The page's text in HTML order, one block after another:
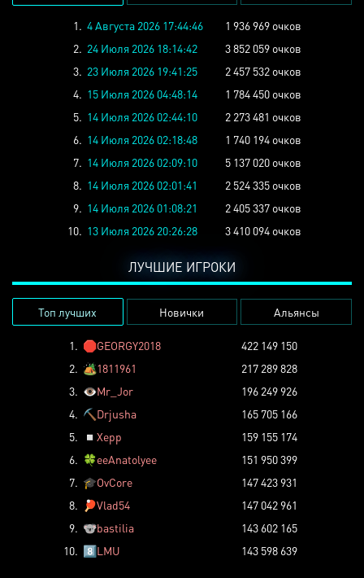
1. 4 Августа 2026 17:44:46
1 936 969 очков
2. 24 Июля 2026 18:14:42
3 852 059 очков
3. 23 Июля 2026 19:41:25
2 457 532 очков
4. 15 Июля 2026 04:48:14
1 784 450 очков
5. 14 Июля 2026 02:44:10
2 273 481 очков
6. 14 Июля 2026 02:18:48
1 740 194 очков
7. 14 Июля 2026 02:09:10
5 137 020 очков
8. 14 Июля 2026 02:01:41
2 524 335 очков
9. 14 Июля 2026 01:08:21
2 405 337 очков
10. 13 Июля 2026 20:26:28 3 410 094 очков
ЛУЧШИЕ ИГРОКИ
Топ лучших Новички Альянсы
1. 🛑GEORGY2018
422 149 150
2. 🏕️1811961
217 289 828
3. 👁️Mr_Jor
196 249 926
4. ⛏️ Drjusha
165 705 166
5.
◽ Xepp
159 155 174
6. 🍀eeAnatolyee
151 950 399
7. 🎓OvCore
147 423 931
8.
🏓Vlad54
147 042 961
9. 🐨bastilia
143 602 165
10. 8️⃣LMU 143 598 639